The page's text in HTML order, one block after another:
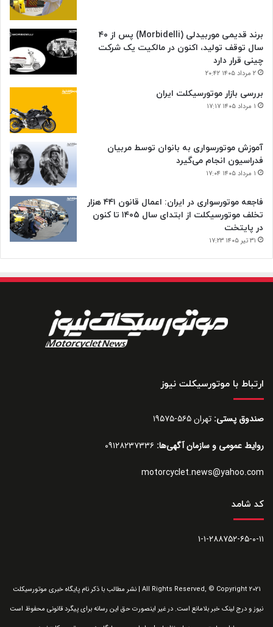
برند قدیمی موربیدلی (Morbidelli) پس از ۴۰
سال توقف تولید، اکنون در مالکیت یک شرکت
چینی قرار دارد
۲ مرداد ۱۴۰۵ ۲۰:۴۲
بررسی بازار موتورسیکلت ایران
۱ مرداد ۱۴۰۵ ۱۷:۱۷
آموزش موتورسواری به بانوان توسط مربیان
فدراسیون انجام می‌گیرد
۱ مرداد ۱۴۰۵ ۱۷:۰۴
فاجعه موتورسواری در ایران: اعمال قانون ۴۴۱ هزار
تخلف موتورسیکلت از ابتدای سال ۱۴۰۵ تا کنون
در پایتخت
۳۱ تیر ۱۴۰۵ ۱۷:۲۳
ارتباط با موتورسیکلت نیوز
صندوق پستی: تهران ۵۶۵-۱۹۵۷۵
روایط عمومی و سازمان آگهی‌ها:
motorcyclet.news@yahoo.com
کد شامد
۱-۱-۲۸۸۷۵۲-۶۵-۰-۱۱
All Rights Reserved, © Copyright 2021 | نشر مطالب با ذکر نام پایگاه خبری موتورسیکلت
نیوز و درج لینک خبر بلامانع است. در غیر اینصورت حق این رسانه برای پیگرد قانونی محفوظ است